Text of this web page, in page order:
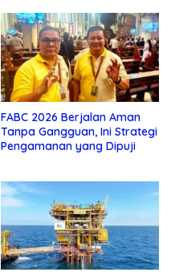
FABC 2026 Berjalan Aman
Tanpa Gangguan, Ini Strategi
Pengamanan yang Dipuji